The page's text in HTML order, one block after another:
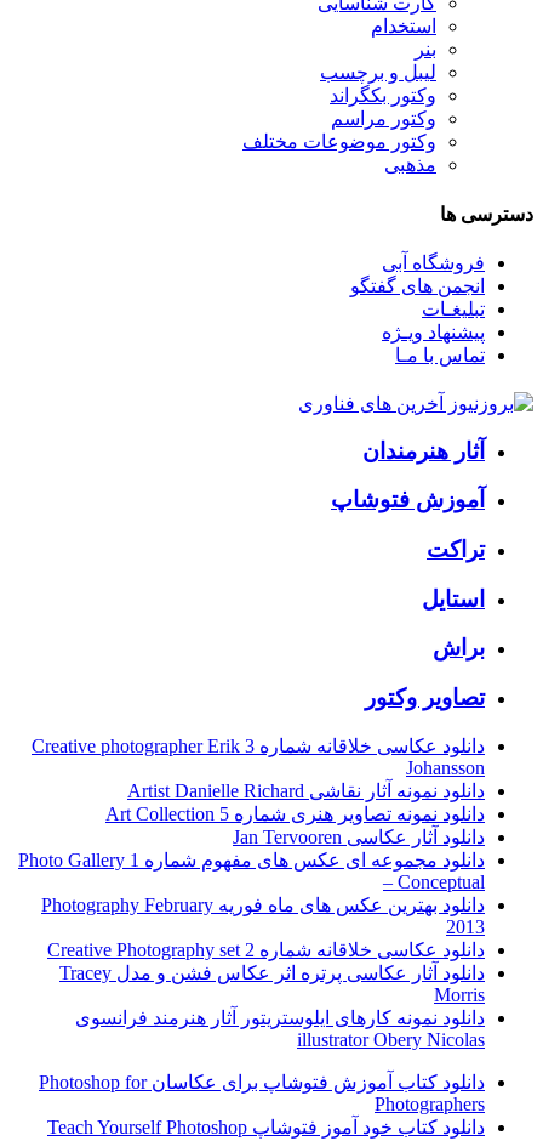
استخدام
بنر
لیبل و برچسب
وکتور بکگراند
وکتور مراسم
وکتور موضوعات مختلف
مذهبی
دسترسی ها
فروشگاه آبی
انجمن های گفتگو
تبلیغـات
پیشنهاد ویـژه
تماس با مـا
آثار هنرمندان
آموزش فتوشاپ
تراکت
استایل
براش
تصاویر وکتور
دانلود عکاسی خلاقانه شماره 3 Creative photographer Erik
Johansson
دانلود نمونه آثار نقاشی Artist Danielle Richard
دانلود نمونه تصاویر هنری شماره 5 Art Collection
دانلود آثار عکاسی Jan Tervooren
دانلود مجموعه ای عکس های مفهوم شماره 1 Photo Gallery
– Conceptual
دانلود بهترین عکس های ماه فوریه Photography February
2013
دانلود عکاسی خلاقانه شماره 2 Creative Photography set
دانلود آثار عکاسی پرتره اثر عکاس فشن و مدل Tracey
Morris
دانلود نمونه کارهای ایلوستریتور آثار هنرمند فرانسوی
illustrator Obery Nicolas
دانلود کتاب آموزش فتوشاپ برای عکاسان Photoshop for
Photographers
دانلود کتاب خود آموز فتوشاپ Teach Yourself Photoshop